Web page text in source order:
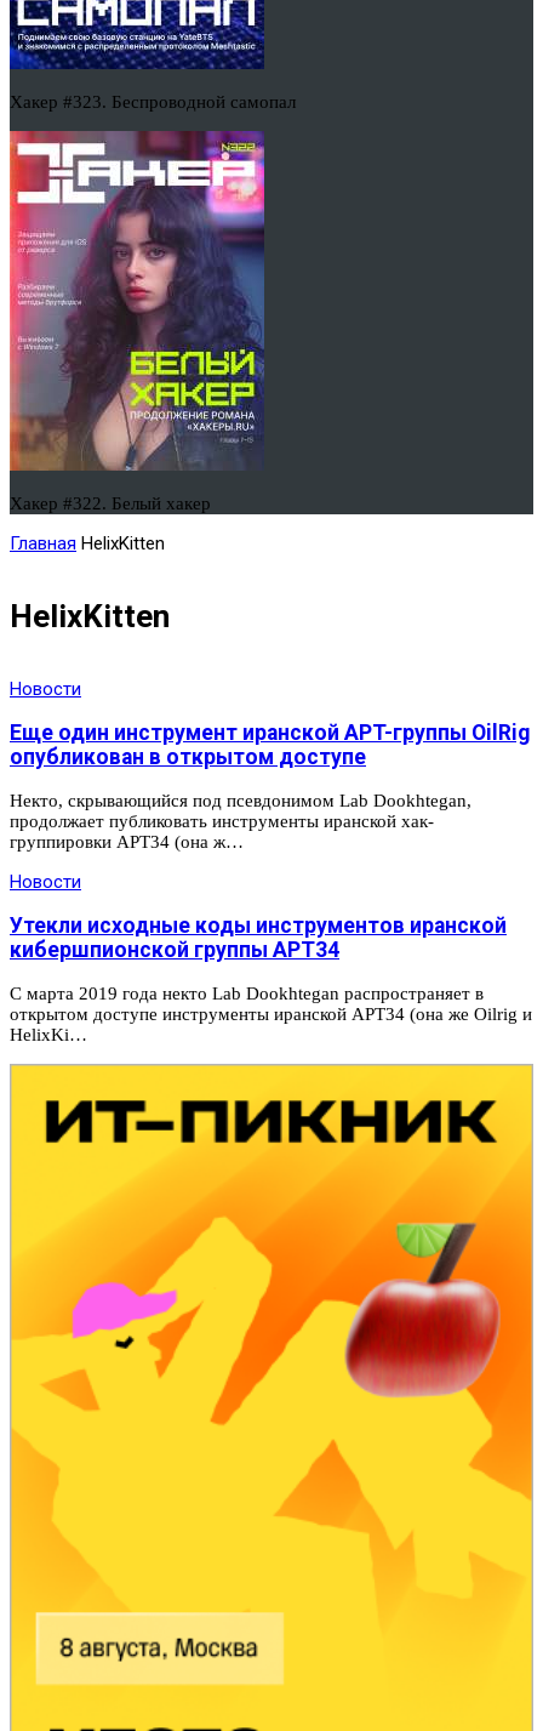
Хакер #323. Беспроводной самопал
Хакер #322. Белый хакер
Главная HelixKitten
HelixKitten
Новости
Еще один инструмент иранской APT-группы OilRig
опубликован в открытом доступе
Некто, скрывающийся под псевдонимом Lab Dookhtegan,
продолжает публиковать инструменты иранской хак-
группировки APT34 (она ж…
Новости
Утекли исходные коды инструментов иранской
кибершпионской группы APT34
С марта 2019 года некто Lab Dookhtegan распространяет в
открытом доступе инструменты иранской APT34 (она же Oilrig и
HelixKi…